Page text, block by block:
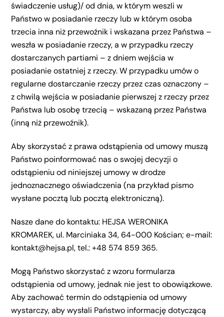
świadczenie usług)/ od dnia, w którym weszli w
Państwo w posiadanie rzeczy lub w którym osoba
trzecia inna niż przewoźnik i wskazana przez Państwa –
weszła w posiadanie rzeczy, a w przypadku rzeczy
dostarczanych partiami – z dniem wejścia w
posiadanie ostatniej z rzeczy. W przypadku umów o
regularne dostarczanie rzeczy przez czas oznaczony –
z chwilą wejścia w posiadanie pierwszej z rzeczy przez
Państwa lub osobę trzecią – wskazaną przez Państwa
(inną niż przewoźnik).
Aby skorzystać z prawa odstąpienia od umowy muszą
Państwo poinformować nas o swojej decyzji o
odstąpieniu od niniejszej umowy w drodze
jednoznacznego oświadczenia (na przykład pismo
wysłane pocztą lub pocztą elektroniczną).
Nasze dane do kontaktu: HEJSA WERONIKA
KROMAREK, ul. Marciniaka 34, 64-000 Kościan; e-mail:
kontakt@hejsa.pl, tel.: +48 574 859 365.
Mogą Państwo skorzystać z wzoru formularza
odstąpienia od umowy, jednak nie jest to obowiązkowe.
Aby zachować termin do odstąpienia od umowy
wystarczy, aby wysłali Państwo informację dotyczącą